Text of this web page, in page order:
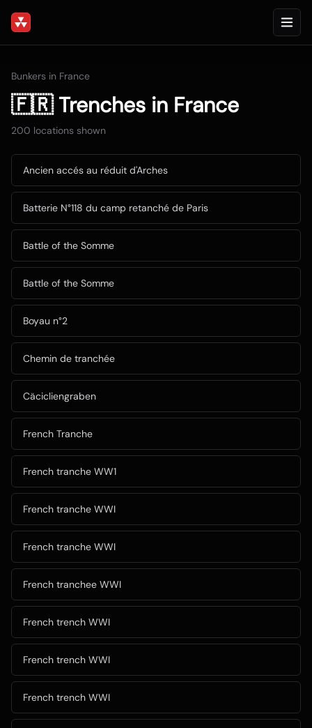
Bunkers in France
🇫🇷 Trenches in France
200 locations shown
Ancien accés au réduit d'Arches
Batterie N°118 du camp retanché de Paris
Battle of the Somme
Battle of the Somme
Boyau n°2
Chemin de tranchée
Cäcicliengraben
French Tranche
French tranche WW1
French tranche WWI
French tranche WWI
French tranchee WWI
French trench WWI
French trench WWI
French trench WWI